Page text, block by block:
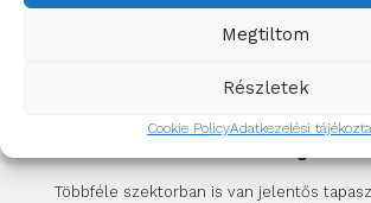
Megtiltom
Részletek
Cookie PolicyAdatkezelési
Többféle szektorban is van jelentős